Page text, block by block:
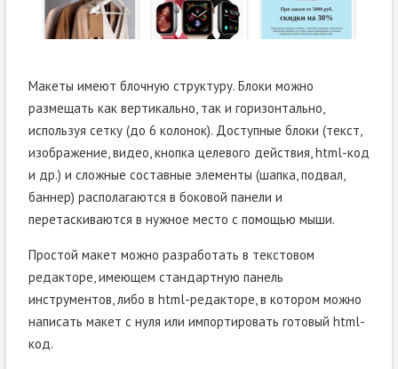
Макеты имеют блочную структуру. Блоки можно
размещать как вертикально, так и горизонтально,
используя сетку (до 6 колонок). Доступные блоки (текст,
изображение, видео, кнопка целевого действия, html-код
и др.) и сложные составные элементы (шапка, подвал,
баннер) располагаются в боковой панели и
перетаскиваются в нужное место с помощью мыши.
Простой макет можно разработать в текстовом
редакторе, имеющем стандартную панель
инструментов, либо в html-редакторе, в котором можно
написать макет с нуля или импортировать готовый html-
код.